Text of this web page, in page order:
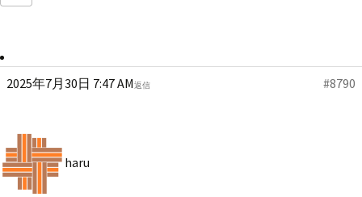
2025年7月30日 7:47 AM #8790
返信
haru